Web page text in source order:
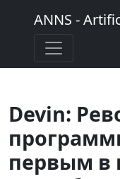
ANNS -
Devin:
первым в